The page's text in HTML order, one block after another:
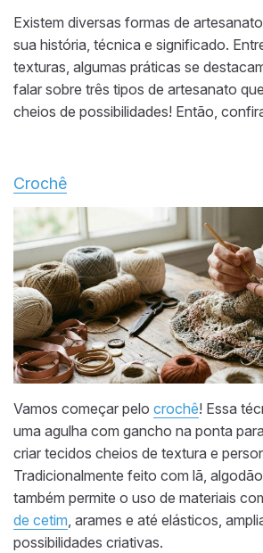
Existem diversas formas de
sua história, técnica e significado.
texturas, algumas práticas se
falar sobre três tipos de artesanato
cheios de possibilidades! Então,
Crochê
Vamos começar pelo crochê! Essa
uma agulha com gancho na ponta
criar tecidos cheios de textura e
Tradicionalmente feito com lã,
também permite o uso de materiais
de cetim, arames e até elásticos,
possibilidades criativas.